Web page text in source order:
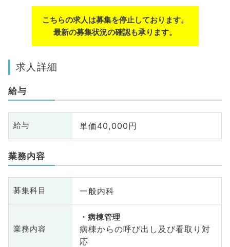
こちらの求人は募集を停止しております。
最新の募集状況の確認も承ります。
求人詳細
給与
給与 単価40,000円
業務内容
募集科目 一般内科
業務内容
病棟管理
病棟からの呼び出し及び看取り対
応